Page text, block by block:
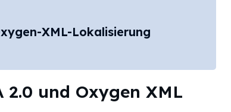
XML-Lokalisierung
und Oxygen XML